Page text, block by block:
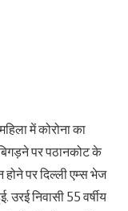
में कोरोना का
पर पठानकोट के
होने पर दिल्ली एम्स भेज
उरई निवासी 55 वर्षीय